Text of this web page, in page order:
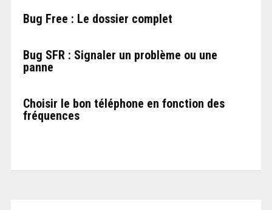
Bug Free : Le dossier complet
Bug SFR : Signaler un problème ou une
panne
Choisir le bon téléphone en fonction des
fréquences